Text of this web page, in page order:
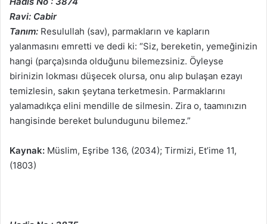
Ravi: Cabir
Tanım: Resulullah (sav), parmakların ve kapların
yalanmasını emretti ve dedi ki: “Siz, bereketin, yemeğinizin
hangi (parça)sında olduğunu bilemezsiniz. Öyleyse
birinizin lokması düşecek olursa, onu alıp bulaşan ezayı
temizlesin, sakın şeytana terketmesin. Parmaklarını
yalamadıkça elini mendille de silmesin. Zira o, taamınızın
hangisinde bereket bulundugunu bilemez.”
Kaynak: Müslim, Eşribe 136, (2034); Tirmizi, Et’ime 11,
(1803)